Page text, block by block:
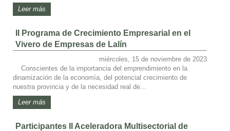
Leer más
II Programa de Crecimiento Empresarial en el
Vivero de Empresas de Lalín
miércoles, 15 de noviembre de 2023
Conscientes de la importancia del emprendimiento en la
dinamización de la economía, del potencial crecimiento de
nuestra provincia y de la necesidad real de...
Leer más
Participantes II Aceleradora Multisectorial de